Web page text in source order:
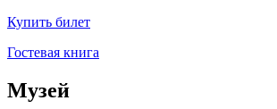
Купить билет
Гостевая книга
Музей